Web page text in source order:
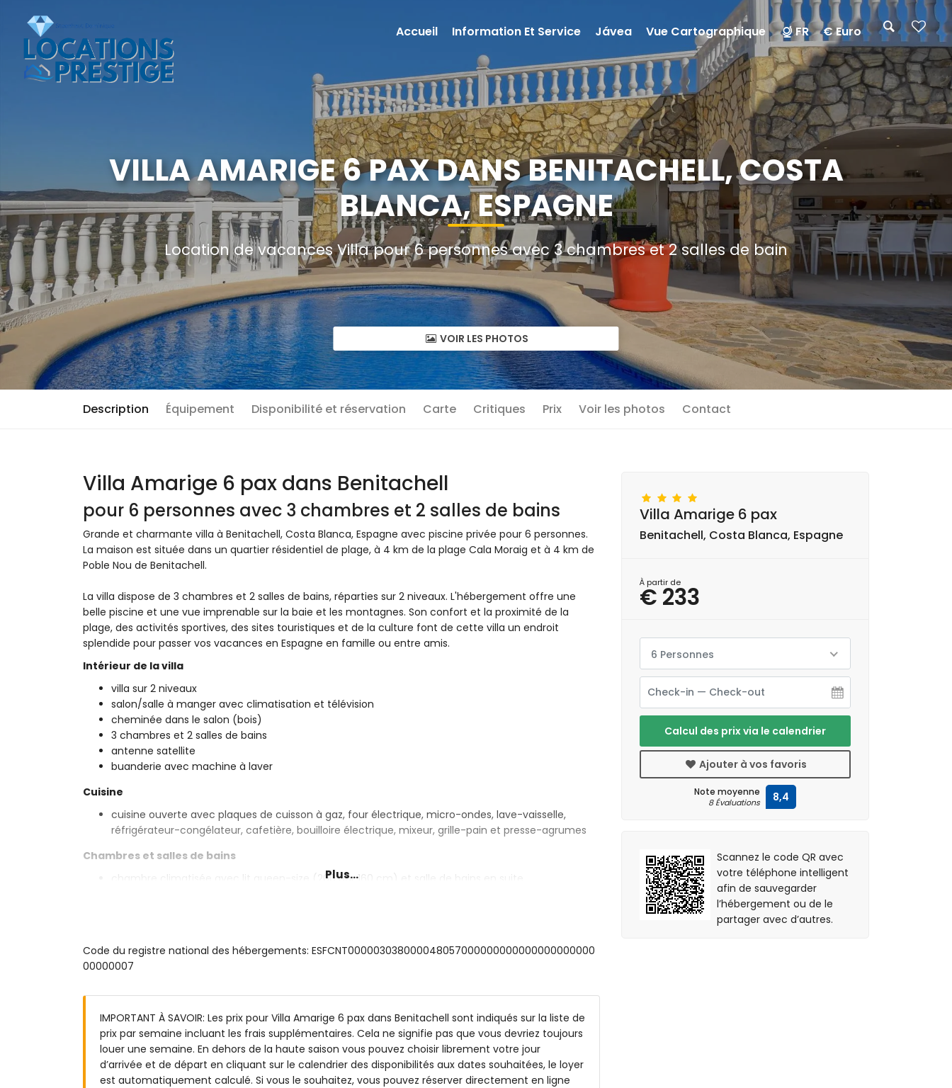
VILLA AMARIGE 6 PAX DANS BENITACHELL, COSTA
BLANCA, ESPAGNE
Location de vacances Villa pour 6 personnes avec 3 chambres et 2 salles de bain
VOIR LES PHOTOS
Description Équipement Disponibilité et réservation Carte Critiques Prix Voir les photos Contact
Villa Amarige 6 pax dans Benitachell
pour 6 personnes avec 3 chambres et 2 salles de bains
Grande et charmante villa à Benitachell, Costa Blanca, Espagne avec piscine privée pour 6 personnes.
La maison est située dans un quartier résidentiel de plage, à 4 km de la plage Cala Moraig et à 4 km de
Poble Nou de Benitachell.
La villa dispose de 3 chambres et 2 salles de bains, réparties sur 2 niveaux. L'hébergement offre une
belle piscine et une vue imprenable sur la baie et les montagnes. Son confort et la proximité de la
plage, des activités sportives, des sites touristiques et de la culture font de cette villa un endroit
splendide pour passer vos vacances en Espagne en famille ou entre amis.
Intérieur de la villa
villa sur 2 niveaux
salon/salle à manger avec climatisation et télévision
cheminée dans le salon (bois)
3 chambres et 2 salles de bains
antenne satellite
buanderie avec machine à laver
Cuisine
cuisine ouverte avec plaques de cuisson à gaz, four électrique, micro-ondes, lave-vaisselle,
réfrigérateur-congélateur, cafetière, bouilloire électrique, mixeur, grille-pain et presse-agrumes
Chambres et salles de bains
chambre climatisée avec lit queen-size (200 par 160 cm) et salle de bains en suite
Extérieur de la villa
terrain clos
cuisine extérieure et barbecue
douche extérieure
espace de détente et salle à manger extérieure
Informations supplémentaires
Plus...
Code du registre national des hébergements: ESFCNT000003038000048057000000000000000000000
00000007
IMPORTANT À SAVOIR: Les prix pour Villa Amarige 6 pax dans Benitachell sont indiqués sur la liste de
prix par semaine incluant les frais supplémentaires. Cela ne signifie pas que vous devriez toujours
louer une semaine. En dehors de la haute saison vous pouvez choisir librement votre jour
d’arrivée et de départ en cliquant sur le calendrier des disponibilités aux dates souhaitées, le loyer
est automatiquement calculé. Si vous le souhaitez, vous pouvez réserver directement en ligne
Villa Amarige 6 pax
Benitachell, Costa Blanca, Espagne
À partir de
€ 233
6 Personnes
Calcul des prix via le calendrier
Ajouter à vos favoris
Note moyenne
8 Évaluations 8,4
Scannez le code QR avec
votre téléphone intelligent
afin de sauvegarder
l’hébergement ou de le
partager avec d’autres.
Accueil Information Et Service Jávea Vue Cartographique FR € Euro